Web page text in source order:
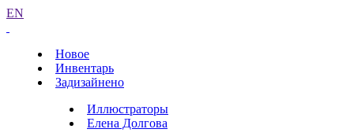
EN
Новое
Инвентарь
Задизайнено
Иллюстраторы
Елена Долгова